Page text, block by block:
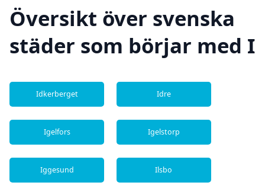
Översikt över svenska
städer som börjar med I
Idkerberget Idre
Igelfors Igelstorp
Iggesund Ilsbo